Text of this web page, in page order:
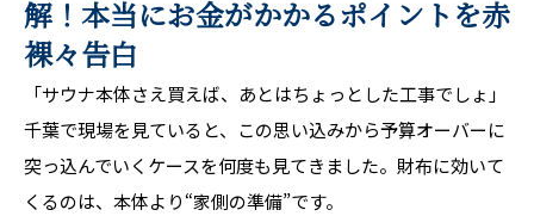
解！本当にお金がかかるポイントを赤
裸々告白
「サウナ本体さえ買えば、あとはちょっとした工事でしょ」
千葉で現場を見ていると、この思い込みから予算オーバーに
突っ込んでいくケースを何度も見てきました。財布に効いて
くるのは、本体より“家側の準備”です。